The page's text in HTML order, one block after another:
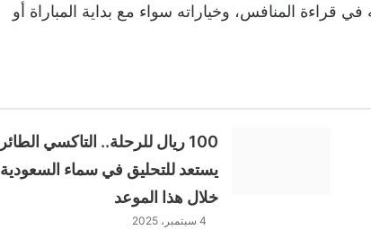
قراءة المنافس، وخياراته سواء مع بداية المباراة أو
100 ريال للرحلة.. التاكسي الطائر
يستعد للتحليق في سماء السعودية
خلال هذا الموعد
4 سبتمبر، 2025